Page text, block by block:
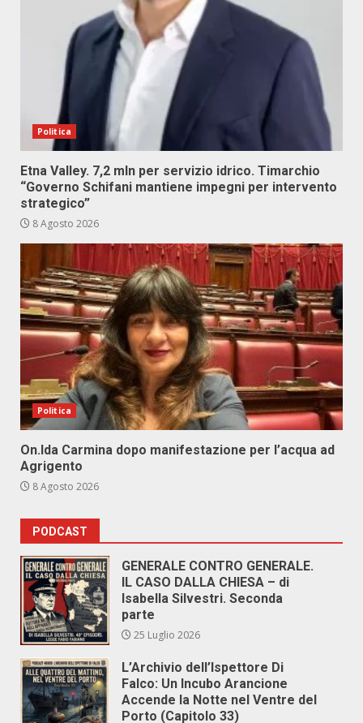
Politica
Etna Valley. 7,2 mln per servizio idrico. Timarchio
“Governo Schifani mantiene impegni per intervento
strategico”
8 Agosto 2026
Politica
On.Ida Carmina dopo manifestazione per l’acqua ad
Agrigento
8 Agosto 2026
PODCAST
GENERALE CONTRO GENERALE.
IL CASO DALLA CHIESA – di
Isabella Silvestri. Seconda
parte
25 Luglio 2026
L’Archivio dell’Ispettore Di
Falco: Un Incubo Arancione
Accende la Notte nel Ventre del
Porto (Capitolo 33)